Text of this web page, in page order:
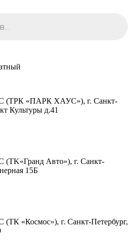
«ПАРК ХАУС»), г. Санкт-
Культуры д.41
Авто»), г. Санкт-
15Б
«Космос»), г. Санкт-Петербург,